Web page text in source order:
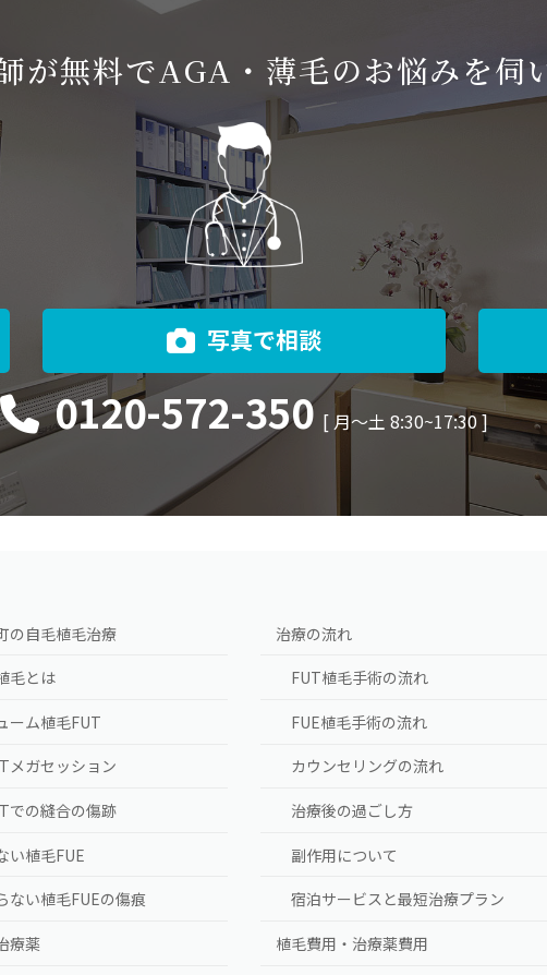
が無料でAGA・薄毛のお悩みを伺
写真で相談
0120-572-350 [ 月〜土 8:30~17:30 ]
の自毛植毛治療
毛とは
ーム植毛FUT
メガセッション
での縫合の傷跡
い植毛FUE
ない植毛FUEの傷痕
療薬
治療の流れ
FUT植毛手術の流れ
FUE植毛手術の流れ
カウンセリングの流れ
治療後の過ごし方
副作用について
宿泊サービスと最短治療プラン
植毛費用・治療薬費用